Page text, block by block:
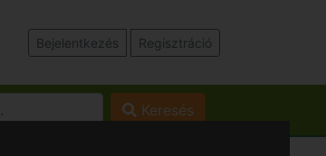
Bejelentkezés Regisztráció
Keresés